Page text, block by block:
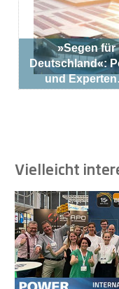
»Segen für
Deutschland«:
und
Vielleicht